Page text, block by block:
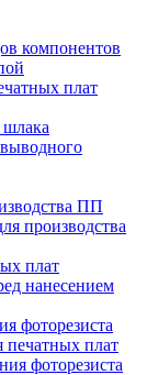
компонентов
плат
шлака
ПП
производства
плат
нанесением
фоторезиста
печатных плат
фоторезиста